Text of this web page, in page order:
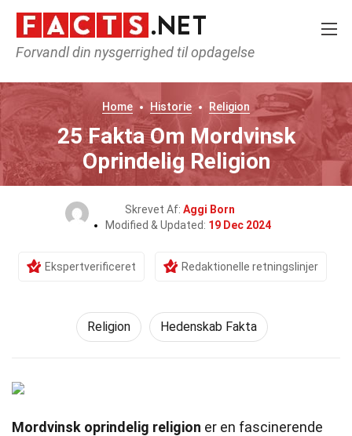
Forvandl din nysgerrighed til opdagelse
Home Historie Religion
25 Fakta Om Mordvinsk
Oprindelig Religion
Skrevet Af: Aggi Born
Modified & Updated: 19 Dec 2024
Ekspertverificeret Redaktionelle retningslinjer
Religion Hedenskab Fakta
Mordvinsk oprindelig religion er en fascinerende